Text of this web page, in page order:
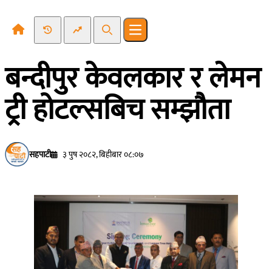
Recent NewsTrending News
SearchOpen main menu
बन्दीपुर केवलकार र लेमन
ट्री होटल्सबिच सम्झौता
सहपाटी ३ पुष २०८२, बिहीबार ०८:०७